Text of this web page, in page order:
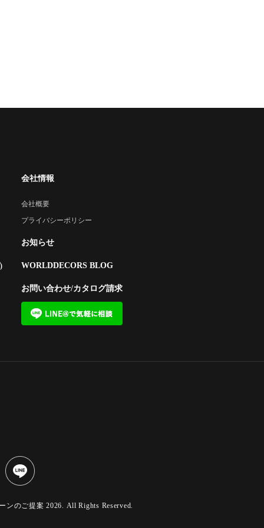
会社情報
会社概要
プライバシーポリシー
お知らせ
WORLDDECORS BLOG
お問い合わせ/カタログ請求
ンのご提案 2026. All Rights Reserved.